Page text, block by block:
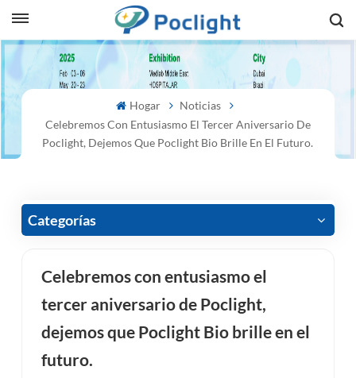
Hogar
Noticias
Celebremos Con Entusiasmo El Tercer Aniversario De
Poclight, Dejemos Que Poclight Bio Brille En El Futuro.
Categorías
Celebremos con entusiasmo el
tercer aniversario de Poclight,
dejemos que Poclight Bio brille en el
futuro.